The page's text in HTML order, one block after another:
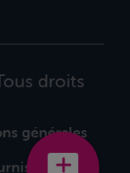
droits
générales